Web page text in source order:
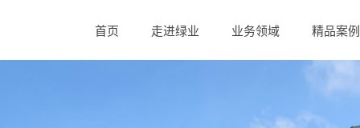
首页 走进绿业 业务领域 精品案例